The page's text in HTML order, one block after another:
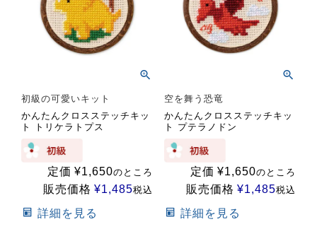
初級の可愛いキット
かんたんクロスステッチキッ
ト トリケラトプス
定価 ¥1,650のところ
販売価格 ¥1,485税込
詳細を見る
空を舞う恐竜
かんたんクロスステッチキッ
ト プテラノドン
定価 ¥1,650のところ
販売価格 ¥1,485税込
詳細を見る